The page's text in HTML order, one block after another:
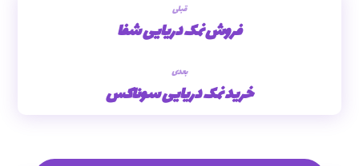
قبلی
فروش نمک دریایی شفا
بعدی
خرید نمک دریایی سوناکس